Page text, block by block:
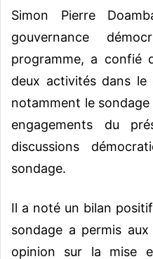
Simon Pierre
gouvernance
programme, a confié
deux activités dans
notamment le
engagements du
discussions
sondage.
Il a noté un bilan
sondage a permis
opinion sur la mise